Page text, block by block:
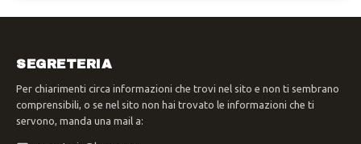
SEGRETERIA
Per chiarimenti circa informazioni che trovi nel sito e non ti sembrano
comprensibili, o se nel sito non hai trovato le informazioni che ti
servono, manda una mail a: